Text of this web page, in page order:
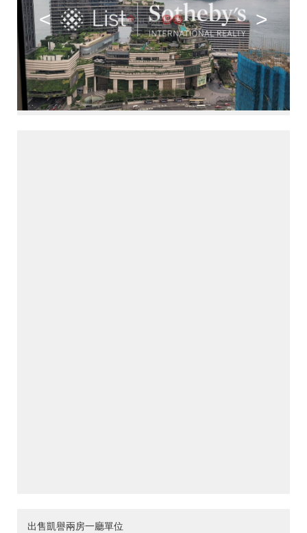
< >
出售凱譽兩房一廳單位